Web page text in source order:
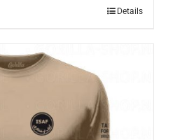
Details